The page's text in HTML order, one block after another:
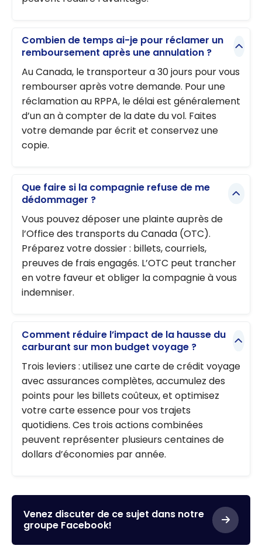
Combien de temps ai-je pour réclamer un
remboursement après une annulation ?
Au Canada, le transporteur a 30 jours pour vous
rembourser après votre demande. Pour une
réclamation au RPPA, le délai est généralement
d’un an à compter de la date du vol. Faites
votre demande par écrit et conservez une
copie.
Que faire si la compagnie refuse de me
dédommager ?
Vous pouvez déposer une plainte auprès de
l’Office des transports du Canada (OTC).
Préparez votre dossier : billets, courriels,
preuves de frais engagés. L’OTC peut trancher
en votre faveur et obliger la compagnie à vous
indemniser.
Comment réduire l’impact de la hausse du
carburant sur mon budget voyage ?
Trois leviers : utilisez une carte de crédit voyage
avec assurances complètes, accumulez des
points pour les billets coûteux, et optimisez
votre carte essence pour vos trajets
quotidiens. Ces trois actions combinées
peuvent représenter plusieurs centaines de
dollars d’économies par année.
Venez discuter de ce sujet dans notre
groupe Facebook!